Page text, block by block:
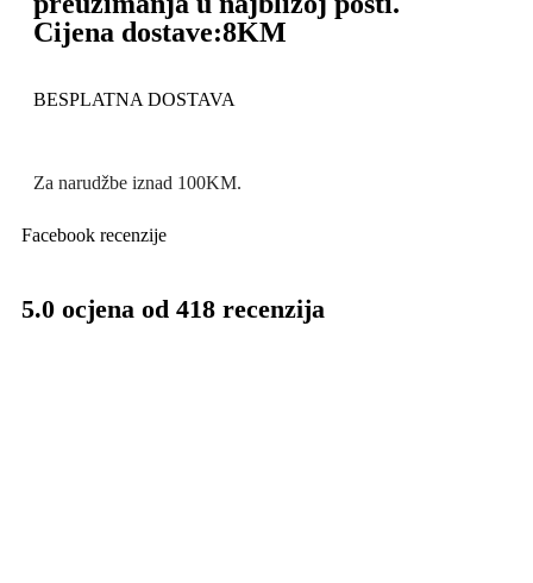
Cijena dostave:8KM
BESPLATNA DOSTAVA
Za narudžbe iznad 100KM.
Facebook recenzije
5.0 ocjena od 418 recenzija